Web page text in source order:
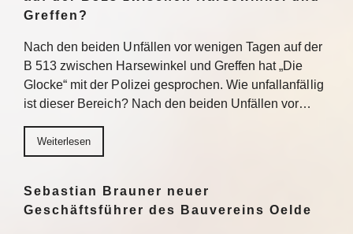
Greffen?
Nach den beiden Unfällen vor wenigen Tagen auf der
B 513 zwischen Harsewinkel und Greffen hat „Die
Glocke“ mit der Polizei gesprochen. Wie unfallanfällig
ist dieser Bereich? Nach den beiden Unfällen vor…
Weiterlesen
Sebastian Brauner neuer
Geschäftsführer des Bauvereins Oelde